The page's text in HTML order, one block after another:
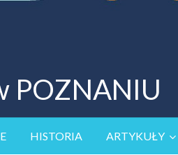
POZNANIU
HISTORIA ARTYKUŁY